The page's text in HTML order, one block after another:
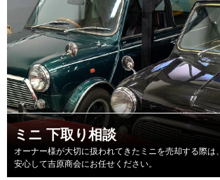
ミニ 下取り相談
オーナー様が大切に扱われてきたミニを売却する際は、
安心して吉原商会にお任せください。